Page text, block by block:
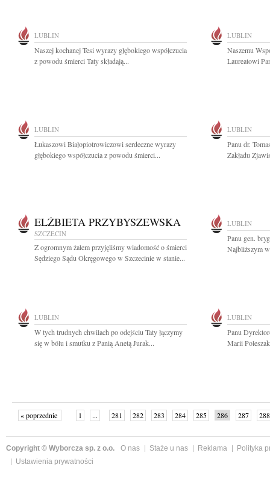
LUBLIN
Naszej kochanej Tesi wyrazy głębokiego współczucia
z powodu śmierci Taty składają...
LUBLIN
Naszemu
Laureatowi
LUBLIN
Łukaszowi Białopiotrowiczowi serdeczne wyrazy
głębokiego współczucia z powodu śmierci...
LUBLIN
Panu dr.
Zakładu
ELŻBIETA PRZYBYSZEWSKA
SZCZECIN
Z ogromnym żalem przyjęliśmy wiadomość o śmierci
Sędziego Sądu Okręgowego w Szczecinie w stanie...
LUBLIN
Panu gen.
Najbliższym
LUBLIN
W tych trudnych chwilach po odejściu Taty łączymy
się w bólu i smutku z Panią Anetą Jurak...
LUBLIN
Panu
Marii
« poprzednie 1 ... 281 282 283 284 285 286 287
288
Copyright © Wyborcza sp. z o.o. O nas Staże u nas Reklama
Polityka
Ustawienia prywatności